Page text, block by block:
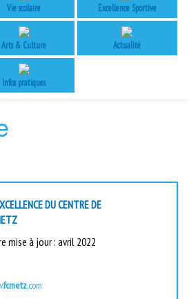
Vie scolaire Excellence Sportive
Arts & Culture Actualité
Infos pratiques
DU CENTRE DE
mise à jour : avril 2022
fcmetz.com